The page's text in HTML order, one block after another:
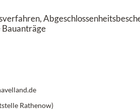
Bauanträge
Rathenow)